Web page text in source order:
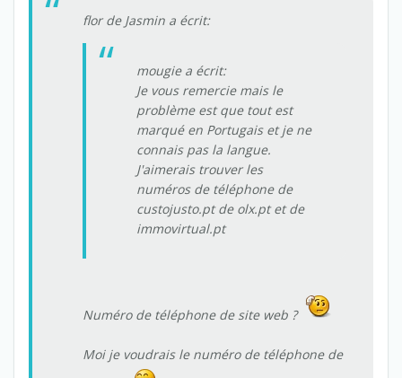
flor de Jasmin a écrit:
mougie a écrit:
Je vous remercie mais le
problème est que tout est
marqué en Portugais et je ne
connais pas la langue.
J'aimerais trouver les
numéros de téléphone de
custojusto.pt de olx.pt et de
immovirtual.pt
Numéro de téléphone de site web ?
Moi je voudrais le numéro de téléphone de